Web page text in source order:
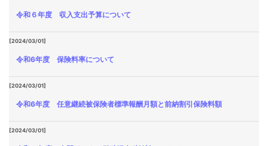
令和６年度 収入支出予算について
[2024/03/01]
令和6年度 保険料率について
[2024/03/01]
令和6年度 任意継続被保険者標準報酬月額と前納割引保険料額
[2024/03/01]